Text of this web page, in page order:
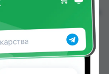
купить или заказать
от 40.00 TJS в
Таджикистана